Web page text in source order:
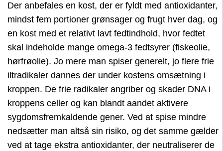
Der anbefales en kost, der er fyldt med antioxidanter,
mindst fem portioner grønsager og frugt hver dag, og
en kost med et relativt lavt fedtindhold, hvor fedtet
skal indeholde mange omega-3 fedtsyrer (fiskeolie,
hørfrøolie). Jo mere man spiser generelt, jo flere frie
iltradikaler dannes der under kostens omsætning i
kroppen. De frie radikaler angriber og skader DNA i
kroppens celler og kan blandt aandet aktivere
sygdomsfremkaldende gener. Ved at spise mindre
nedsætter man altså sin risiko, og det samme gælder
ved at tage ekstra antioxidanter, der neutraliserer de